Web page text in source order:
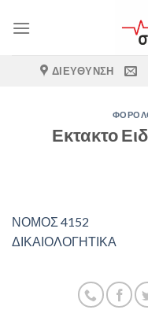
ΔΙΕΎΘΥΝΣΗ
Εκτακτο
ΝΟΜΟΣ 4152
ΔΙΚΑΙΟΛΟΓΗΤΙΚΑ